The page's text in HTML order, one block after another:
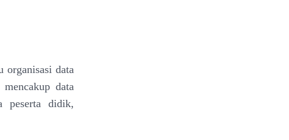
organisasi data
data
peserta didik,